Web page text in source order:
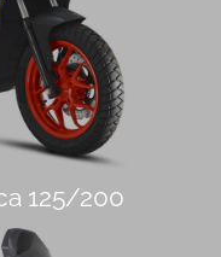
125/200